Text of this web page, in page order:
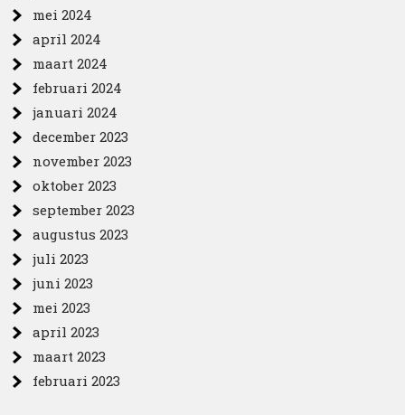
mei 2024
april 2024
maart 2024
februari 2024
januari 2024
december 2023
november 2023
oktober 2023
september 2023
augustus 2023
juli 2023
juni 2023
mei 2023
april 2023
maart 2023
februari 2023